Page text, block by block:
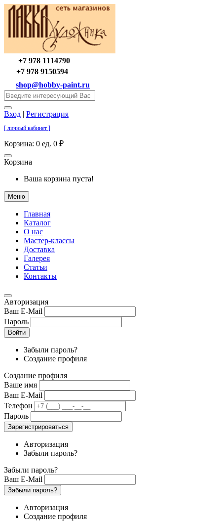
+7 978 1114790
+7 978 9150594
shop@hobby-paint.ru
Вход | Регистрация
[ личный кабинет ]
Корзина: 0 ед. 0 ₽
Корзина
Ваша корзина пуста!
Меню
Главная
Каталог
О нас
Мастер-классы
Доставка
Галерея
Статьи
Контакты
Авторизация
Ваш E-Mail
Пароль
Войти
Забыли пароль?
Создание профиля
Создание профиля
Ваше имя
Ваш E-Mail
Телефон
Пароль
Зарегистрироваться
Авторизация
Забыли пароль?
Забыли пароль?
Ваш E-Mail
Забыли пароль?
Авторизация
Создание профиля